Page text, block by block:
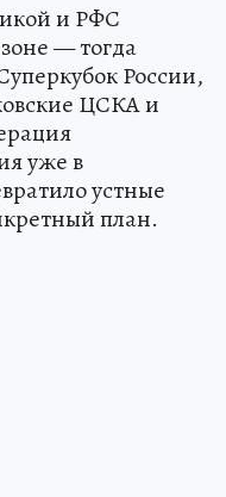
и РФС
— тогда
России,
ЦСКА и
уже в
устные
план.